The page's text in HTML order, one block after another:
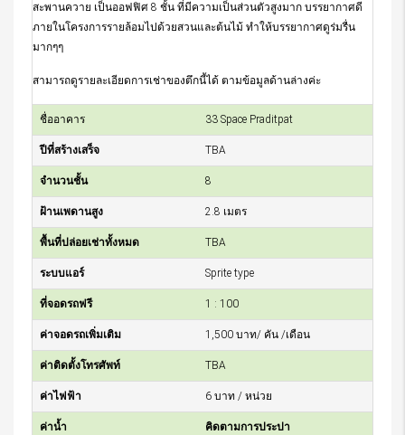
สะพานควาย เป็นออฟฟิศ 8 ชั้น ที่มีความเป็นส่วนตัวสูงมาก บรรยากาศดี
ภายในโครงการรายล้อมไปด้วยสวนและต้นไม้ ทำให้บรรยากาศดูร่มรื่น
มากๆๆ
สามารถดูรายละเอียดการเช่าของตึกนี้ได้ ตามข้อมูลด้านล่างค่ะ
ชื่ออาคาร 33 Space Praditpat
ปีที่สร้างเสร็จ TBA
จำนวนชั้น 8
ฝ้านเพดานสูง 2.8 เมตร
พื้นที่ปล่อยเช่าทั้งหมด TBA
ระบบแอร์ Sprite type
ที่จอดรถฟรี 1 : 100
ค่าจอดรถเพิ่มเติม 1,500 บาท/ คัน /เดือน
ค่าติดตั้งโทรศัพท์ TBA
ค่าไฟฟ้า 6 บาท / หน่วย
ค่าน้ำ คิดตามการประปา